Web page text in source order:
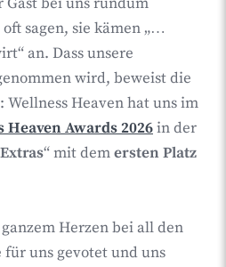
sagen, sie kämen „…
an. Dass unsere
wird, beweist die
Heaven hat uns im
Heaven Awards 2026in der
“ mit demersten Platz
Herzen bei all den
uns gevotet und uns